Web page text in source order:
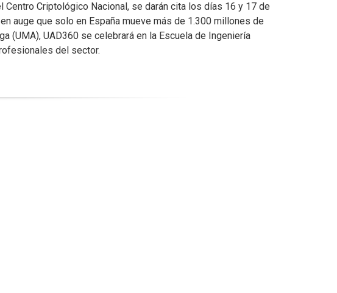
Criptológico Nacional, se darán cita los días 16 y 17 de
auge que solo en España mueve más de 1.300 millones de
(UMA), UAD360 se celebrará en la Escuela de Ingeniería
del sector.